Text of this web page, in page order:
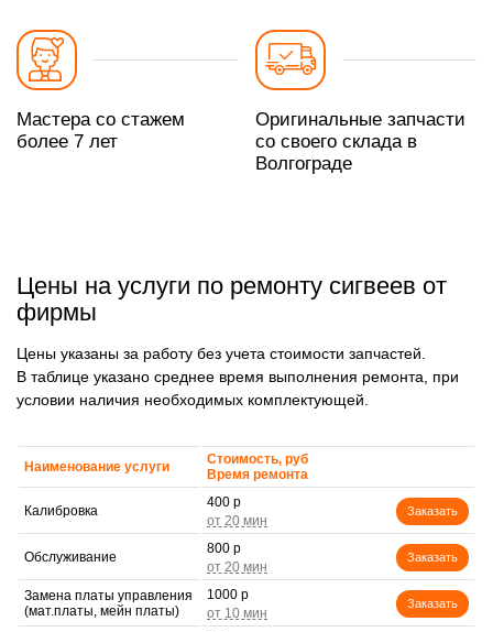
Мастера со стажем
более 7 лет
Оригинальные запчасти
со своего склада в
Волгограде
Цены на услуги по ремонту сигвеев от
фирмы
Цены указаны за работу без учета стоимости запчастей.
В таблице указано среднее время выполнения ремонта, при
условии наличия необходимых комплектующей.
Наименование услуги
Стоимость, руб
Время ремонта
Калибровка
400 р
Заказать
Обслуживание
800 р
Заказать
Замена платы управления
(мат.платы, мейн платы)
1000 р
Заказать